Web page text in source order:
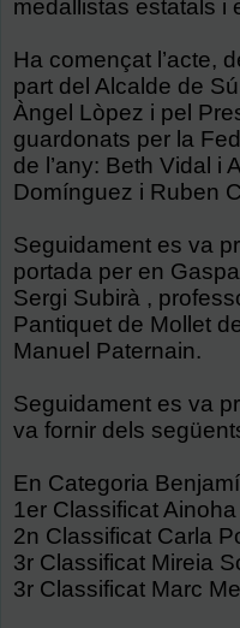
medallistas estatals i
Ha començat l’acte,
part del Alcalde de
Àngel Lòpez i pel
guardonats per la
de l’any: Beth Vidal i
Domínguez i Ruben
Seguidament es va
portada per en
Sergi Subirà ,
Pantiquet de Mollet
Manuel Paternain.
Seguidament es va
va fornir dels
En Categoria Benjamí
1er Classificat
2n Classificat Carla
3r Classificat Mireia
3r Classificat Marc